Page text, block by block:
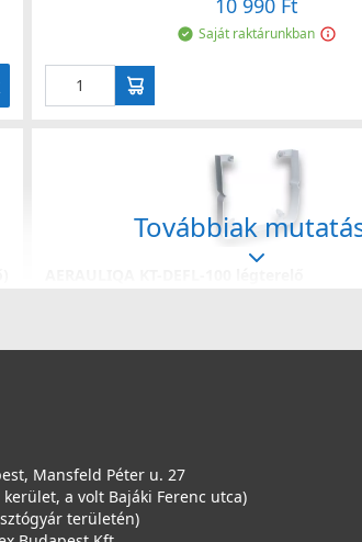
10 990 Ft
Saját raktárunkban
3 990 Ft
Továbbiak
Mansfeld Péter u. 27
kerület, a volt Bajáki Ferenc utca)
területén)